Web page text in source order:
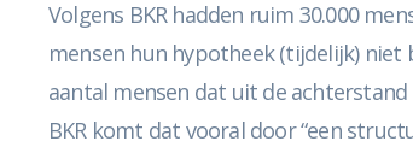
Volgens BKR hadden ruim 30.000
mensen hun hypotheek (tijdelijk) niet
aantal mensen dat uit de
BKR komt dat vooral door “een